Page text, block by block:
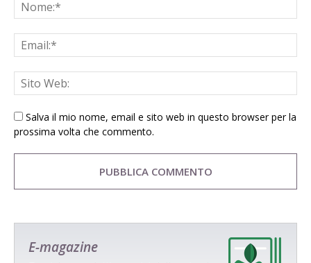
Salva il mio nome, email e sito web in questo browser per la
prossima volta che commento.
E-magazine